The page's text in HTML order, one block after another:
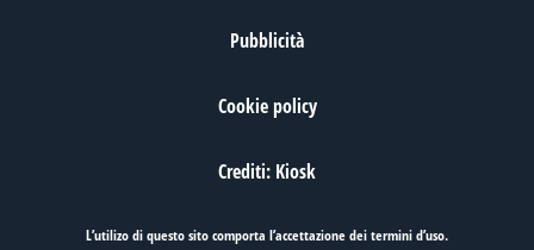
Pubblicità
Cookie policy
Crediti: Kiosk
L’utilizo di questo sito comporta l’accettazione deitermini d’uso.